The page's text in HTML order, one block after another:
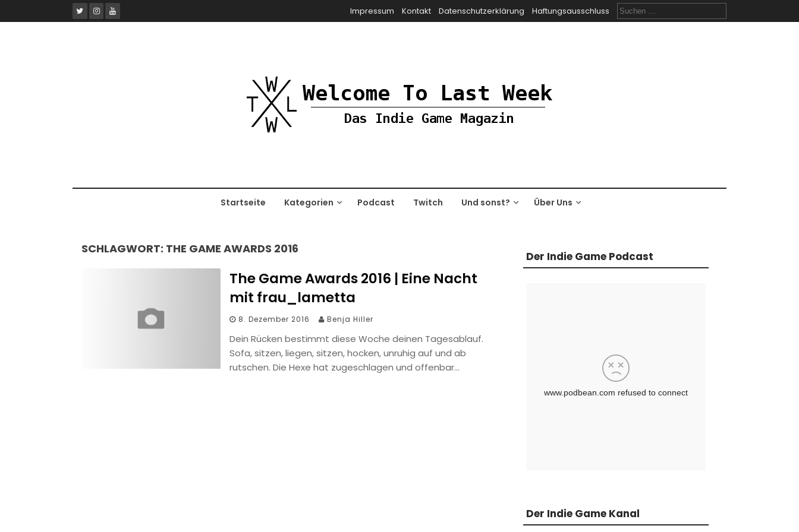
to
Impressum Kontakt Datenschutzerklärung Haftungsausschluss
Suchen
nach:
Startseite Kategorien Podcast Twitch Und sonst? Über Uns
SCHLAGWORT: THE GAME AWARDS 2016
The Game Awards 2016 | Eine Nacht
mit frau_lametta
8. Dezember 2016 Benja Hiller
Dein Rücken bestimmt diese Woche deinen Tagesablauf.
Sofa, sitzen, liegen, sitzen, hocken, unruhig auf und ab
rutschen. Die Hexe hat zugeschlagen und offenbar…
Der Indie Game Podcast
Der Indie Game Kanal